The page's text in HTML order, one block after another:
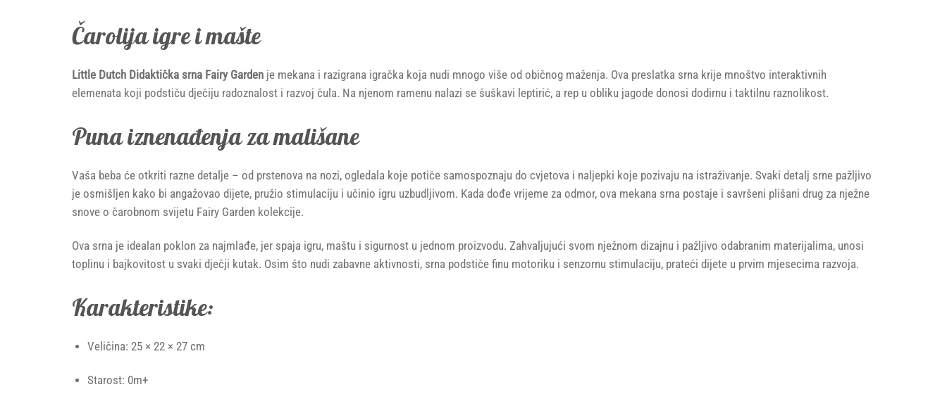
Čarolija igre i mašte
Little Dutch Didaktička srna Fairy Garden je mekana i razigrana igračka koja nudi mnogo više od običnog maženja. Ova preslatka srna krije mnoštvo interaktivnih
elemenata koji podstiču dječiju radoznalost i razvoj čula. Na njenom ramenu nalazi se šuškavi leptirić, a rep u obliku jagode donosi dodirnu i taktilnu raznolikost.
Puna iznenađenja za mališane
Vaša beba će otkriti razne detalje – od prstenova na nozi, ogledala koje potiče samospoznaju do cvjetova i naljepki koje pozivaju na istraživanje. Svaki detalj srne pažljivo
je osmišljen kako bi angažovao dijete, pružio stimulaciju i učinio igru uzbudljivom. Kada dođe vrijeme za odmor, ova mekana srna postaje i savršeni plišani drug za nježne
snove o čarobnom svijetu Fairy Garden kolekcije.
Ova srna je idealan poklon za najmlađe, jer spaja igru, maštu i sigurnost u jednom proizvodu. Zahvaljujući svom nježnom dizajnu i pažljivo odabranim materijalima, unosi
toplinu i bajkovitost u svaki dječji kutak. Osim što nudi zabavne aktivnosti, srna podstiče finu motoriku i senzornu stimulaciju, prateći dijete u prvim mjesecima razvoja.
Karakteristike:
Veličina: 25 × 22 × 27 cm
Starost: 0m+